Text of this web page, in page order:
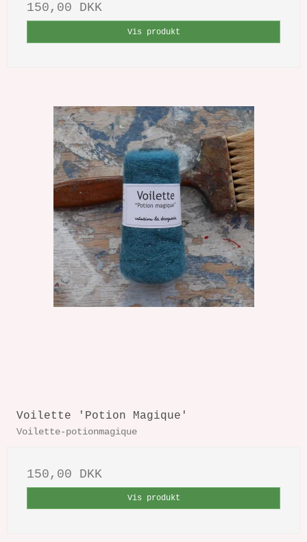
150,00 DKK
Vis produkt
Voilette 'Potion Magique'
Voilette-potionmagique
150,00 DKK
Vis produkt